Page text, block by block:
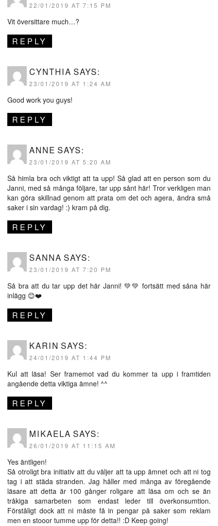
22/01/2019 AT 7:15 PM
Vit översittare much…?
REPLY
CYNTHIA SAYS:
23/01/2019 AT 1:24 AM
Good work you guys!
REPLY
ANNE SAYS:
23/01/2019 AT 5:20 AM
Så himla bra och viktigt att ta upp! Så glad att en person som du
Janni, med så många följare, tar upp sånt här! Tror verkligen man
kan göra skillnad genom att prata om det och agera, ändra små
saker i sin vardag! :) kram på dig.
REPLY
SANNA SAYS:
23/01/2019 AT 7:20 PM
Så bra att du tar upp det här Janni! 💚💚 fortsätt med såna här
inlägg 😊❤️
REPLY
KARIN SAYS:
24/01/2019 AT 1:44 PM
Kul att läsa! Ser framemot vad du kommer ta upp i framtiden
angående detta viktiga ämne! ^^
REPLY
MIKAELA SAYS:
26/01/2019 AT 11:15 AM
Yes äntligen!
Så otroligt bra initiativ att du väljer att ta upp ämnet och att ni tog
tag i att städa stranden. Jag håller med många av föregående
läsare att detta är 100 gånger roligare att läsa om och se än
tråkiga samarbeten som endast leder till överkonsumtion.
Förståligt dock att ni måste få in pengar på saker som reklam
men en stooor tumme upp för detta!! :D Keep going!